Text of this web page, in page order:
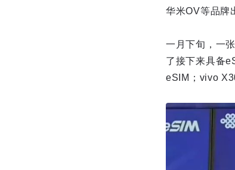
华米OV等品牌
一月下旬，一
了接下来具备
eSIM；vivo